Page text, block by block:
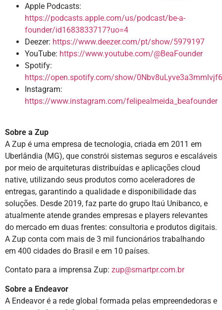
Apple Podcasts:
https://podcasts.apple.com/us/podcast/be-a-
founder/id1683833717?uo=4
Deezer: https://www.deezer.com/pt/show/5979197
YouTube: https://www.youtube.com/@BeaFounder
Spotify:
https://open.spotify.com/show/
Instagram:
https://www.instagram.com/felipealmeida_beafounder
Sobre a Zup
A Zup é uma empresa de tecnologia, criada em 2011 em
Uberlândia (MG), que constrói sistemas seguros e escaláveis
por meio de arquiteturas distribuídas e aplicações cloud
native, utilizando seus produtos como aceleradores de
entregas, garantindo a qualidade e disponibilidade das
soluções. Desde 2019, faz parte do grupo Itaú Unibanco, e
atualmente atende grandes empresas e players relevantes
do mercado em duas frentes: consultoria e produtos digitais.
A Zup conta com mais de 3 mil funcionários trabalhando
em 400 cidades do Brasil e em 10 países.
Contato para a imprensa Zup: zup@smartpr.com.br
Sobre a Endeavor
A Endeavor é a rede global formada pelas empreendedoras e